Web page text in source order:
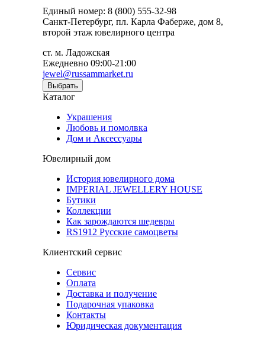
Единый номер: 8 (800) 555-32-98
Санкт-Петербург, пл. Карла Фаберже, дом 8,
второй этаж ювелирного центра
ст. м. Ладожская
Ежедневно 09:00-21:00
jewel@russammarket.ru
Выбрать
Каталог
Украшения
Любовь и помолвка
Дом и Аксессуары
Ювелирный дом
История ювелирного дома
IMPERIAL JEWELLERY HOUSE
Бутики
Коллекции
Как зарождаются шедевры
RS1912 Русские самоцветы
Клиентский сервис
Сервис
Оплата
Доставка и получение
Подарочная упаковка
Контакты
Юридическая документация